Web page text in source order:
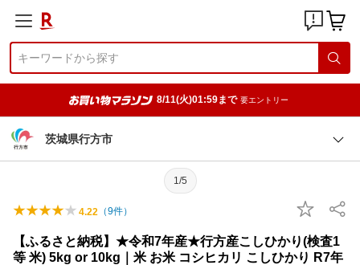
8/11(火)01:59まで 要エントリー
茨城県行方市
1/5
4.22 （9件）
【ふるさと納税】★令和7年産★行方産こしひかり(検査1
等 米) 5kg or 10kg｜米 お米 コシヒカリ こしひかり R7年